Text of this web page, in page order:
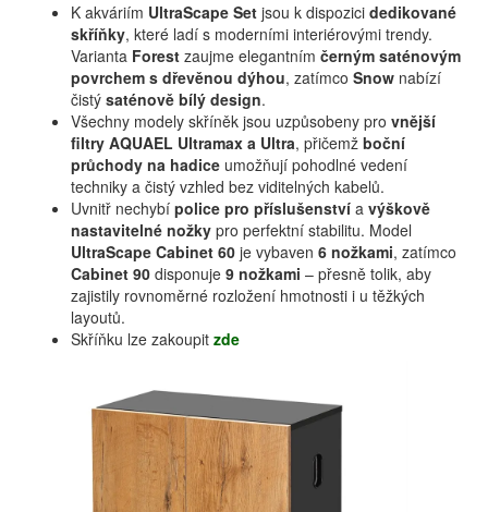
K akváriím UltraScape Set jsou k dispozici dedikované
skříňky, které ladí s moderními interiérovými trendy.
Varianta Forest zaujme elegantním černým saténovým
povrchem s dřevěnou dýhou, zatímco Snow nabízí
čistý saténově bílý design.
Všechny modely skříněk jsou uzpůsobeny pro vnější
filtry AQUAEL Ultramax a Ultra, přičemž boční
průchody na hadice umožňují pohodlné vedení
techniky a čistý vzhled bez viditelných kabelů.
Uvnitř nechybí police pro příslušenství a výškově
nastavitelné nožky pro perfektní stabilitu. Model
UltraScape Cabinet 60 je vybaven 6 nožkami, zatímco
Cabinet 90 disponuje 9 nožkami – přesně tolik, aby
zajistily rovnoměrné rozložení hmotnosti i u těžkých
layoutů.
Skříňku lze zakoupit zde